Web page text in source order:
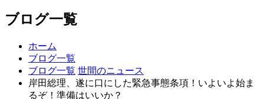
ブログ一覧
ホーム
ブログ一覧
ブログ一覧 世間のニュース
岸田総理、遂に口にした緊急事態条項！いよいよ始ま
るぞ！準備はいいか？